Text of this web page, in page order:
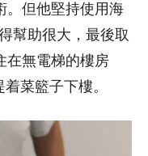
。但他堅持使用海
幫助很大，最後取
在無電梯的樓房
菜籃子下樓。